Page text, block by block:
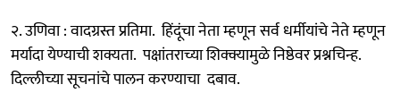
२. उणिवा : वादग्रस्त प्रतिमा. हिंदूंचा नेता म्हणून सर्व धर्मीयांचे नेते म्हणून
मर्यादा येण्याची शक्यता. पक्षांतराच्या शिक्क्यामुळे निष्ठेवर प्रश्नचिन्ह.
दिल्लीच्या सूचनांचे पालन करण्याचा दबाव.